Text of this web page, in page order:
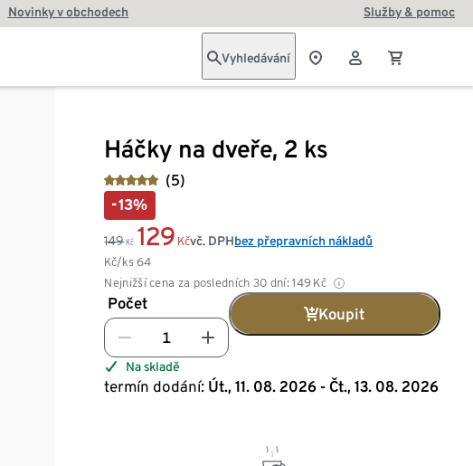
Novinky v obchodech Služby & pomoc
Vyhledávání
Háčky na dveře, 2 ks
(5)
-13%
149 Kč 129 Kč
Kč/ks64
Nejnižší cena za posledních 30 dní: 149 Kč
vč. DPHbez přepravních nákladů
Počet
Koupit
Na skladě
termín dodání: Út., 11. 08. 2026 - Čt., 13. 08. 2026